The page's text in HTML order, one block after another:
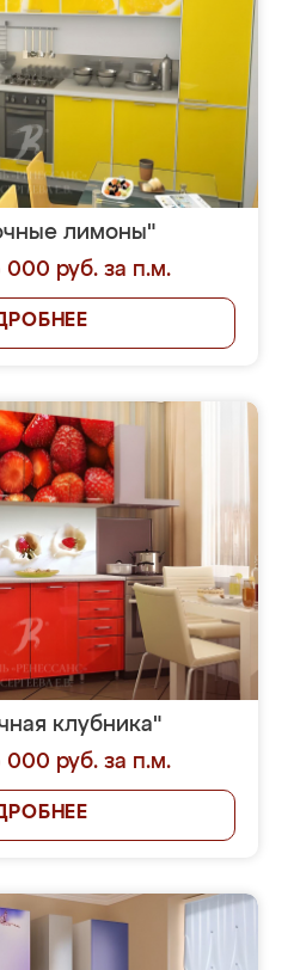
лимоны"
000 руб. за п.м.
клубника"
000 руб. за п.м.